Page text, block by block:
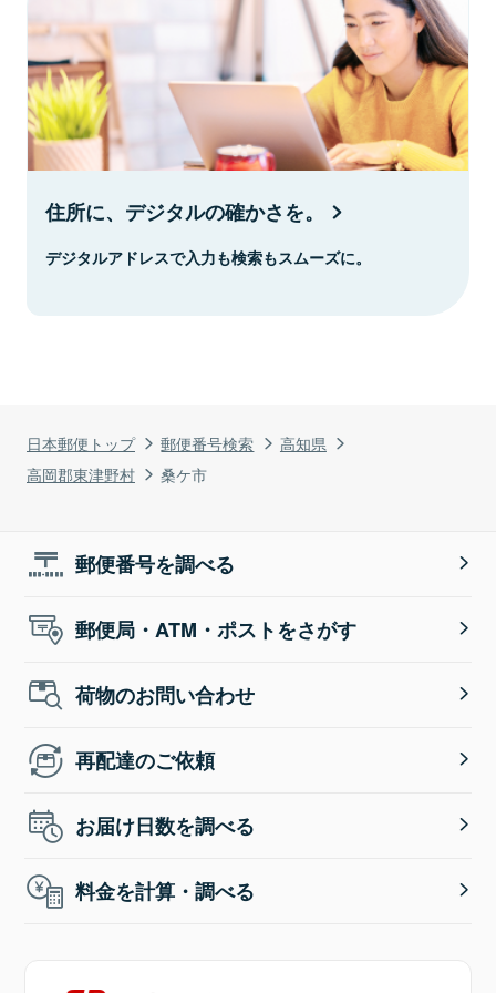
日本郵便トップ 郵便番号検索
高知県
高岡郡東津野村
桑ケ市
住所に、デジタルの確かさを。
デジタルアドレスで入力も検索もスムーズに。
郵便番号を調べる
郵便局・ATM・ポストをさがす
荷物のお問い合わせ
再配達のご依頼
お届け日数を調べる
料金を計算・調べる